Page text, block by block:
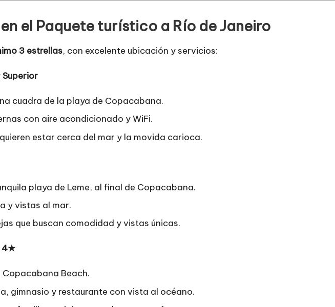
el Paquete turístico a Río de Janeiro
3 estrellas, con excelente ubicación y servicios:
cuadra de la playa de Copacabana.
con aire acondicionado y WiFi.
estar cerca del mar y la movida carioca.
playa de Leme, al final de Copacabana.
y vistas al mar.
que buscan comodidad y vistas únicas.
4★
Beach.
gimnasio y restaurante con vista al océano.